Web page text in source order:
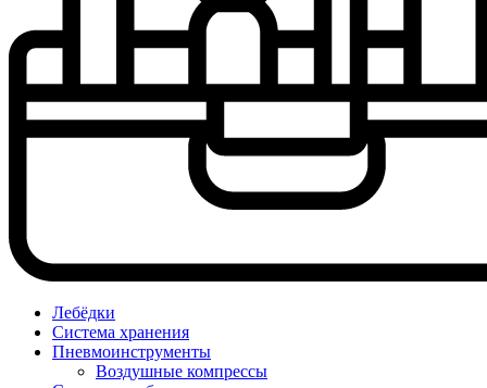
Лебёдки
Система хранения
Пневмоинструменты
Воздушные компрессы